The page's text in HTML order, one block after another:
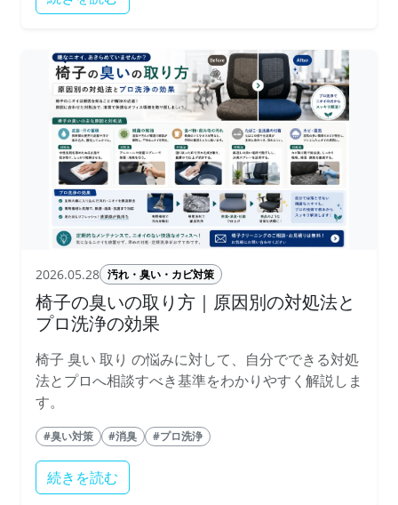
2026.05.28 汚れ・臭い・カビ対策
椅子の臭いの取り方｜原因別の対処法と
プロ洗浄の効果
椅子 臭い 取り の悩みに対して、自分でできる対処
法とプロへ相談すべき基準をわかりやすく解説しま
す。
#臭い対策 #消臭 #プロ洗浄
続きを読む